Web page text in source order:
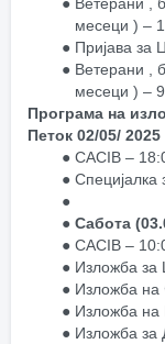
месеци ) –
Пријава за
Ветерани ,
месеци ) –
Програма на
Петок 02/05/ 2025
CACIB –
Специјалка
Сабота
CACIB –
Изложба за
Изложба на
Изложба на
Изложба за